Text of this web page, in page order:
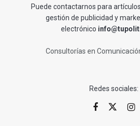
Puede contactarnos para
gestión de publicidad y
electrónico
Consultorías en
Redes sociales: